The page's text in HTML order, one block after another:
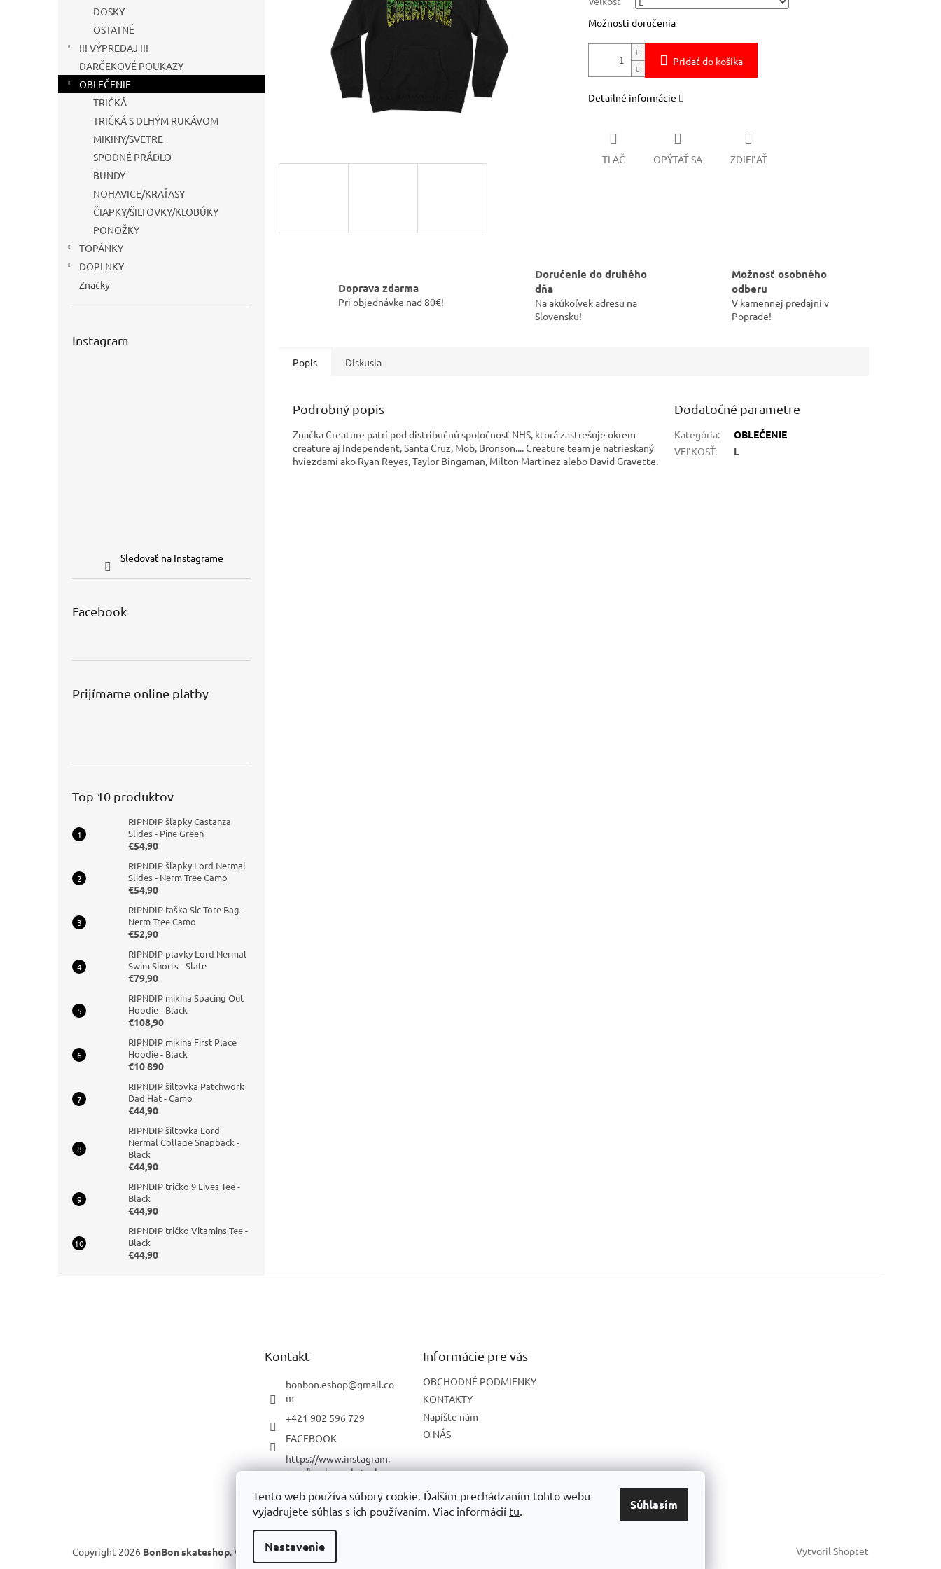
Tento web používa súbory cookie. Ďalším prechádzaním tohto webu
vyjadrujete súhlas s ich používaním. Viac informácií tu.
Nastavenie
Súhlasím
DOSKY
OSTATNÉ
!!! VÝPREDAJ !!!
DARČEKOVÉ POUKAZY
OBLEČENIE
TRIČKÁ
TRIČKÁ S DLHÝM RUKÁVOM
MIKINY/SVETRE
SPODNÉ PRÁDLO
BUNDY
NOHAVICE/KRAŤASY
ČIAPKY/ŠILTOVKY/KLOBÚKY
PONOŽKY
TOPÁNKY
DOPLNKY
Značky
Instagram
Sledovať na Instagrame
Facebook
Prijímame online platby
Top 10 produktov
RIPNDIP šľapky Castanza
Slides - Pine Green
€54,90
RIPNDIP šľapky Lord Nermal
Slides - Nerm Tree Camo
€54,90
RIPNDIP taška Sic Tote Bag -
Nerm Tree Camo
€52,90
RIPNDIP plavky Lord Nermal
Swim Shorts - Slate
€79,90
RIPNDIP mikina Spacing Out
Hoodie - Black
€108,90
RIPNDIP mikina First Place
Hoodie - Black
€10 890
RIPNDIP šiltovka Patchwork
Dad Hat - Camo
€44,90
RIPNDIP šiltovka Lord
Nermal Collage Snapback -
Black
€44,90
RIPNDIP tričko 9 Lives Tee -
Black
€44,90
RIPNDIP tričko Vitamins Tee -
Black
€44,90
Možnosti doručenia
Pridať do košíka
Detailné informácie
TLAČ OPÝTAŤ SA ZDIEĽAŤ
Doprava zdarma
Pri objednávke nad 80€!
Doručenie do druhého
dňa
Na akúkoľvek adresu na
Slovensku!
Možnosť osobného
odberu
V kamennej predajni v
Poprade!
Popis Diskusia
Podrobný popis
Značka Creature patrí pod distribučnú spoločnosť NHS, ktorá zastrešuje okrem
creature aj Independent, Santa Cruz, Mob, Bronson.... Creature team je natrieskaný
hviezdami ako Ryan Reyes, Taylor Bingaman, Milton Martinez alebo David Gravette.
Dodatočné parametre
Kategória:
OBLEČENIE
VEĽKOSŤ: L
Kontakt
bonbon.eshop@gmail.co
m
+421 902 596 729
FACEBOOK
https://www.instagram.
com/bonbon_skatesho
YOUTUBE
Informácie pre vás
OBCHODNÉ PODMIENKY
KONTAKTY
Napíšte nám
O NÁS
Vytvoril Shoptet
Copyright 2026 BonBon skateshop. Všetky práva vyhradené.